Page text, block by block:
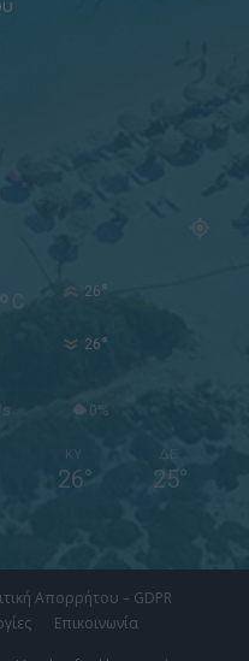
° C 26°
26°
0%
ΚΥ
26°
ΔΕ
25°
Απορρήτου – GDPR
Επικοινωνία